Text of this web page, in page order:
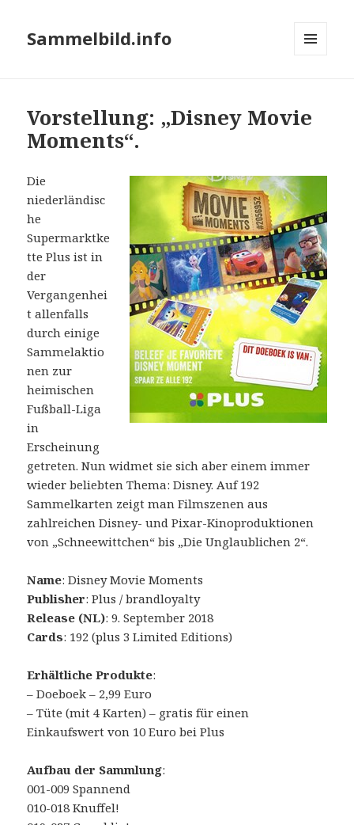
Sammelbild.info
Vorstellung: „Disney Movie
Moments“.
Die
niederländisc
he
Supermarktke
tte Plus ist in
der
Vergangenhei
t allenfalls
durch einige
Sammelaktio
nen zur
heimischen
Fußball-Liga
in
Erscheinung
getreten. Nun widmet sie sich aber einem immer
wieder beliebten Thema: Disney. Auf 192
Sammelkarten zeigt man Filmszenen aus
zahlreichen Disney- und Pixar-Kinoproduktionen
von „Schneewittchen“ bis „Die Unglaublichen 2“.
Name: Disney Movie Moments
Publisher: Plus / brandloyalty
Release (NL): 9. September 2018
Cards: 192 (plus 3 Limited Editions)
Erhältliche Produkte:
– Doeboek – 2,99 Euro
– Tüte (mit 4 Karten) – gratis für einen
Einkaufswert von 10 Euro bei Plus
Aufbau der Sammlung:
001-009 Spannend
010-018 Knuffel!